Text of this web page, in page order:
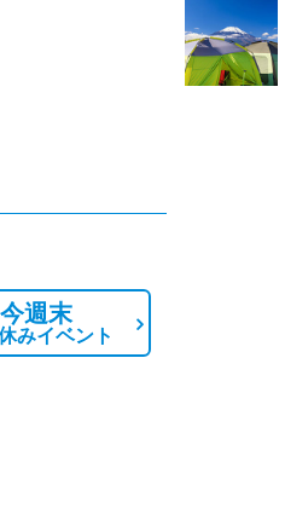
今週末
みイベント